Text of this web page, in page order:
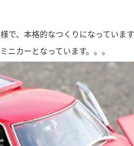
で、本格的なつくりになっていま
ニカーとなっています。。。